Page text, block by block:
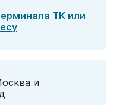
ТК или
и